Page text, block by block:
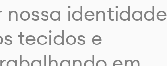
nossa identidade
tecidos e